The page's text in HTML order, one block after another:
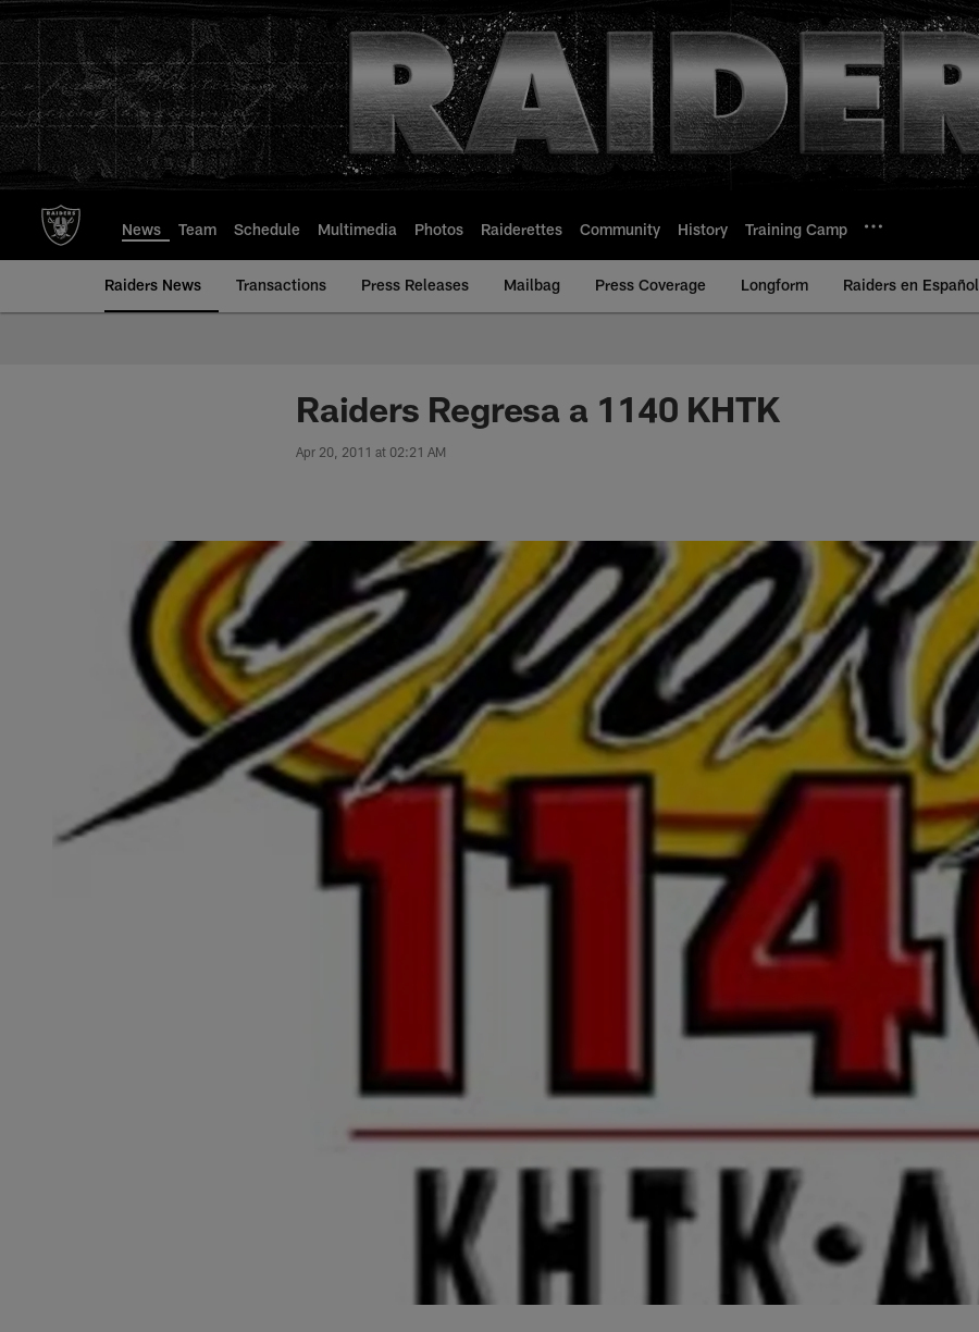
to
main
content
News Team Schedule Multimedia Photos Raiderettes Community History Training Camp
Raiders News Transactions Press Releases Mailbag Press Coverage Longform Raiders en Español
Raiders Regresa a 1140 KHTK
Apr 20, 2011 at 02:21 AM